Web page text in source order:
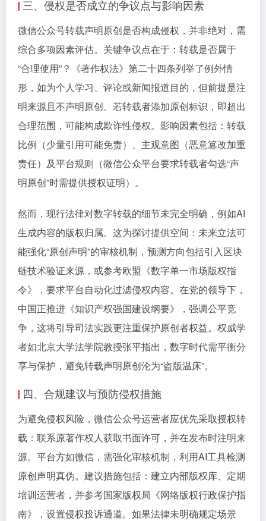
三、侵权是否成立的争议点与影响因素
微信公众号转载声明原创是否构成侵权，并非绝对，需
综合多项因素评估。关键争议点在于：转载是否属于
“合理使用”？《著作权法》第二十四条列举了例外情
形，如为个人学习、评论或新闻报道目的，但前提是注
明来源且不声明原创。若转载者添加原创标识，即超出
合理范围，可能构成欺诈性侵权。影响因素包括：转载
比例（少量引用可能免责）、主观意图（恶意篡改加重
责任）及平台规则（微信公众平台要求转载者勾选“声
明原创”时需提供授权证明）。
然而，现行法律对数字转载的细节未完全明确，例如AI
生成内容的版权归属。这为探讨提供空间：未来立法可
能强化“原创声明”的审核机制，预测方向包括引入区块
链技术验证来源，或参考欧盟《数字单一市场版权指
令》，要求平台自动化过滤侵权内容。在党的领导下，
中国正推进《知识产权强国建设纲要》，强调公平竞
争，这将引导司法实践更注重保护原创者权益。权威学
者如北京大学法学院教授张平指出，数字时代需平衡分
享与保护，避免转载声明原创沦为“盗版温床”。
四、合规建议与预防侵权措施
为避免侵权风险，微信公众号运营者应优先采取授权转
载：联系原著作权人获取书面许可，并在发布时注明来
源。平台方如微信，需强化审核机制，利用AI工具检测
原创声明真伪。建议措施包括：建立内部版权库、定期
培训运营者，并参考国家版权局《网络版权行政保护指
南》，设置侵权投诉通道。如果法律未明确规定场景